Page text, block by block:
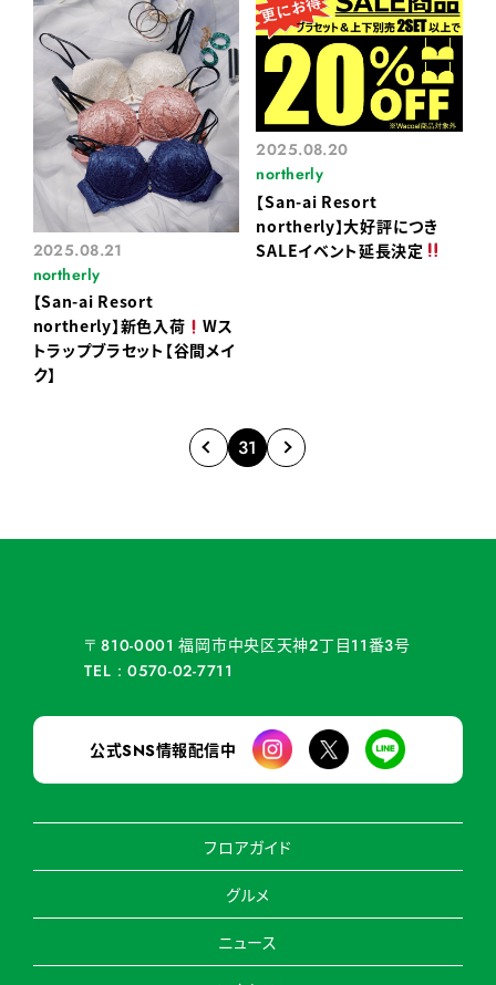
2025.08.21
northerly
【San-ai Resort
northerly】新色入荷
Wス
トラップブラセット【谷間メイ
ク】
2025.08.20
northerly
【San-ai Resort
northerly】大好評につき
SALEイベント延長決定
31
〒810-0001 福岡市中央区天神2丁目11番3号
TEL：0570-02-7711
公式SNS情報配信中
フロアガイド
グルメ
ニュース